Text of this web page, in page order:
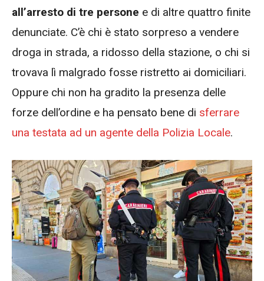
all’arresto di tre persone e di altre quattro finite
denunciate. C’è chi è stato sorpreso a vendere
droga in strada, a ridosso della stazione, o chi si
trovava lì malgrado fosse ristretto ai domiciliari.
Oppure chi non ha gradito la presenza delle
forze dell’ordine e ha pensato bene di sferrare
una testata ad un agente della Polizia Locale.